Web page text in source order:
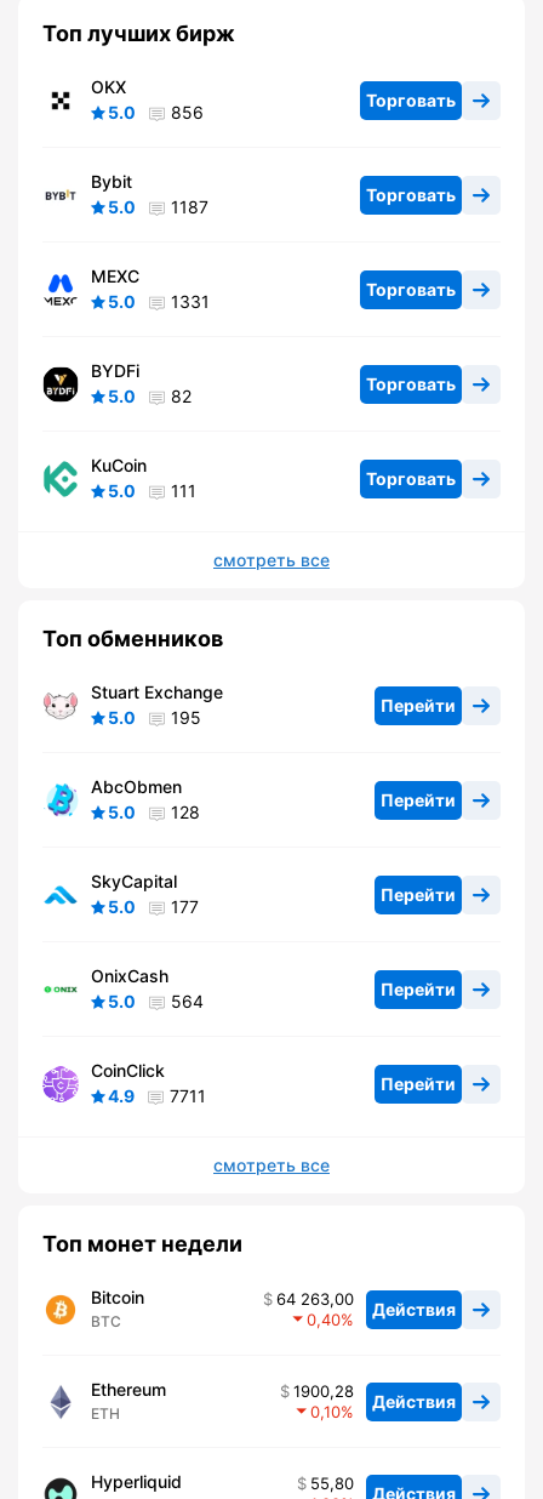
Топ лучших бирж
OKX
5.0
856
Торговать
Bybit
5.0
1187
Торговать
MEXC
5.0
1331
Торговать
BYDFi
5.0
82
Торговать
KuCoin
5.0
111
Торговать
смотреть все
Топ обменников
Stuart Exchange
5.0
195
Перейти
AbcObmen
5.0
128
Перейти
SkyCapital
5.0
177
Перейти
OnixCash
5.0
564
Перейти
CoinClick
4.9
7711
Перейти
смотреть все
Топ монет недели
Bitcoin
BTC
64 263,00
0,40
Действия
Ethereum
ETH
1900,28
0,10
Действия
Hyperliquid
55,80
Действия